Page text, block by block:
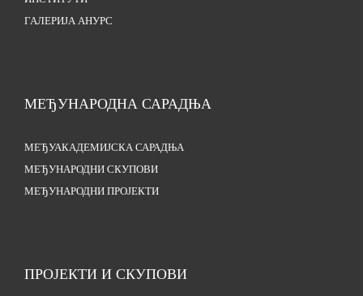
ГАЛЕРИЈА АНУРС
МЕЂУНАРОДНА САРАДЊА
МЕЂУАКАДЕМИЈСКА САРАДЊА
МЕЂУНАРОДНИ СКУПОВИ
МЕЂУНАРОДНИ ПРОЈЕКТИ
ПРОЈЕКТИ И СКУПОВИ